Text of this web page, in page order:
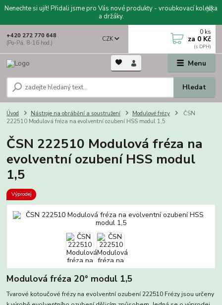
Nenechte si ujít! Přidali jsme pro Vás nové produkty - vroubkovací kolečka
a držáky.
Menu
CZK
Hledat
+420 272 770 648
(Po-Pá, 8-16 hod.)
0 ks
za 0 Kč
Úvod Nástroje na obrábění a soustružení Modulové frézy
ČSN
222510 Modulová fréza na evolventní ozubení HSS modul 1,5
ČSN 222510 Modulová fréza na
evolventní ozubení HSS modul
1,5
Výprodej
Modulová fréza 20° modul 1,5
Tvarové kotoučové frézy na evolventní ozubení 222510 Frézy jsou určeny